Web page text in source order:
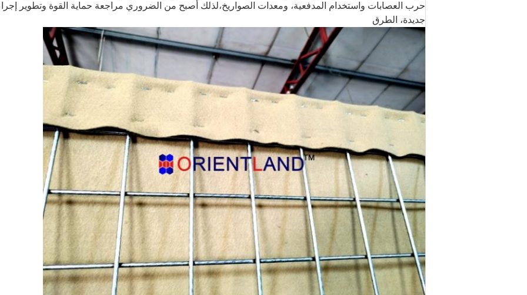
حرب العصابات واستخدام المدفعية، ومعدات الصواريخ،لذلك أصبح من الضروري مراجعة حماية القوة وتطوير
جديدة، الطرق